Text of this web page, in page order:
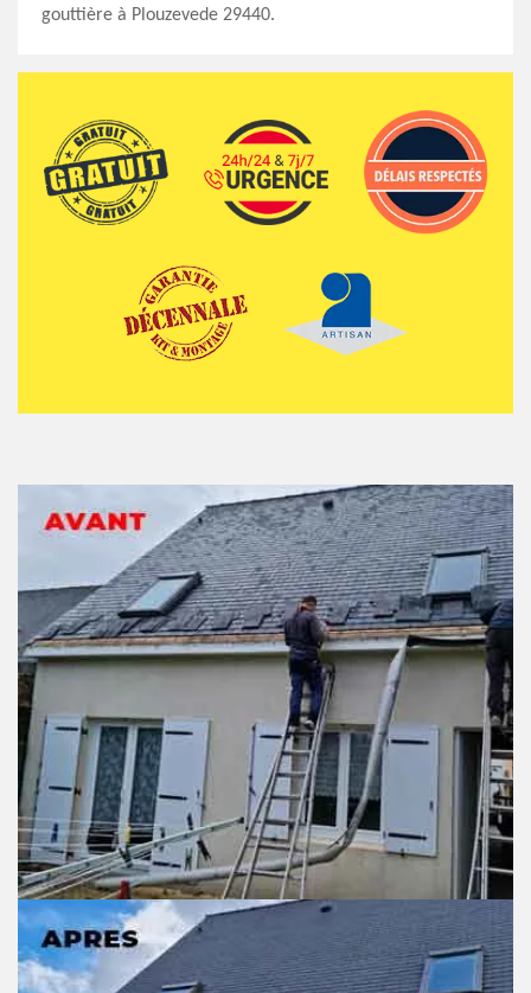
gouttière à Plouzevede 29440.